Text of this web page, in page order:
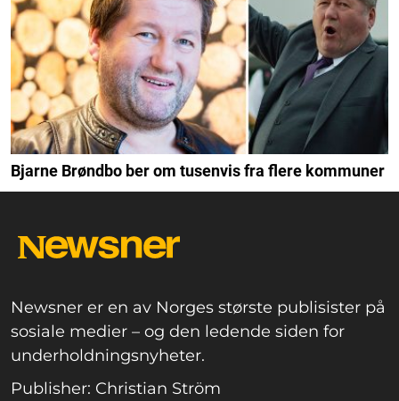
Bjarne Brøndbo ber om tusenvis fra flere kommuner
Newsner er en av Norges største publisister på
sosiale medier – og den ledende siden for
underholdningsnyheter.
Publisher: Christian Ström